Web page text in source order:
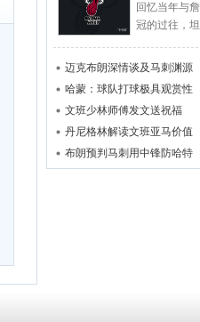
回忆当年与
冠的过往，
迈克布朗深情谈及马刺渊源
哈蒙：球队打球极具观赏性
文班少林师傅发文送祝福
丹尼格林解读文班亚马价值
布朗预判马刺用中锋防哈特